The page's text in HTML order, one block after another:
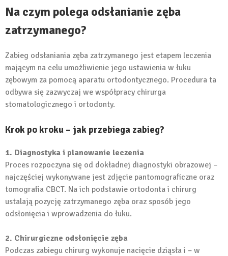
Na czym polega odsłanianie zęba
zatrzymanego?
Zabieg odsłaniania zęba zatrzymanego jest etapem leczenia
mającym na celu umożliwienie jego ustawienia w łuku
zębowym za pomocą aparatu ortodontycznego. Procedura ta
odbywa się zazwyczaj we współpracy chirurga
stomatologicznego i ortodonty.
Krok po kroku – jak przebiega zabieg?
1. Diagnostyka i planowanie leczenia
Proces rozpoczyna się od dokładnej diagnostyki obrazowej –
najczęściej wykonywane jest zdjęcie pantomograficzne oraz
tomografia CBCT. Na ich podstawie ortodonta i chirurg
ustalają pozycję zatrzymanego zęba oraz sposób jego
odsłonięcia i wprowadzenia do łuku.
2. Chirurgiczne odsłonięcie zęba
Podczas zabiegu chirurg wykonuje nacięcie dziąsła i – w